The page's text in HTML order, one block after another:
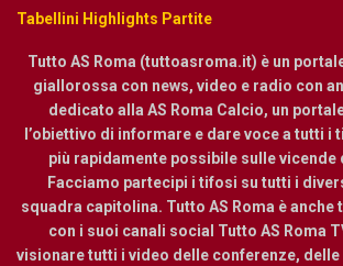
Tabellini Highlights Partite
Tutto AS Roma (tuttoasroma.it) è un
giallorossa con news, video e radio con
dedicato alla AS Roma Calcio, un
l’obiettivo di informare e dare voce a tutti i
più rapidamente possibile sulle vicende
Facciamo partecipi i tifosi su tutti i
squadra capitolina. Tutto AS Roma è anche
con i suoi canali social Tutto AS Roma
visionare tutti i video delle conferenze,